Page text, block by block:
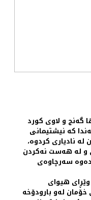
گه‌نج و لاوى كورد
كه‌ نیشتیمانى
نادیارى كردوه‌،
و له‌ هه‌ست نه‌كردن
سه‌رچاوه‌ى
هیواى
خۆمان له‌و بارودۆخه‌